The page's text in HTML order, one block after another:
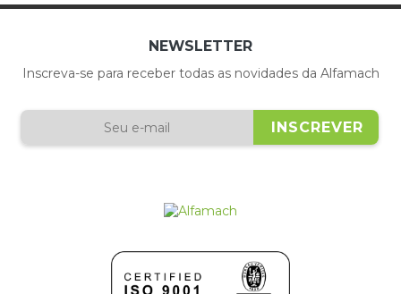
NEWSLETTER
Inscreva-se para receber todas as novidades da Alfamach